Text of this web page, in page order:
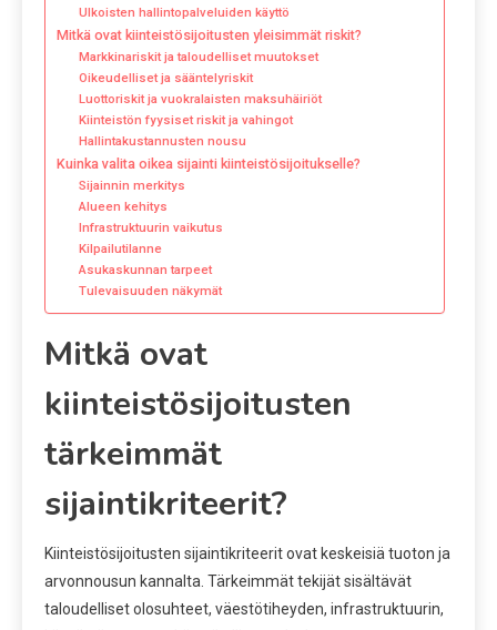
Ulkoisten hallintopalveluiden käyttö
Mitkä ovat kiinteistösijoitusten yleisimmät riskit?
Markkinariskit ja taloudelliset muutokset
Oikeudelliset ja sääntelyriskit
Luottoriskit ja vuokralaisten maksuhäiriöt
Kiinteistön fyysiset riskit ja vahingot
Hallintakustannusten nousu
Kuinka valita oikea sijainti kiinteistösijoitukselle?
Sijainnin merkitys
Alueen kehitys
Infrastruktuurin vaikutus
Kilpailutilanne
Asukaskunnan tarpeet
Tulevaisuuden näkymät
Mitkä ovat
kiinteistösijoitusten
tärkeimmät
sijaintikriteerit?
Kiinteistösijoitusten sijaintikriteerit ovat keskeisiä tuoton ja
arvonnousun kannalta. Tärkeimmät tekijät sisältävät
taloudelliset olosuhteet, väestötiheyden, infrastruktuurin,